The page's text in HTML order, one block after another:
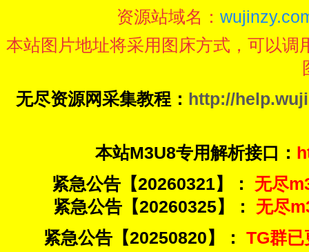
资源站域名：
本站图片地址将采用图床方式，可以
无尽资源网采集教程： http://
本站M3U8专用解析接口：
紧急公告【20260321】：
无尽
紧急公告【20260325】：
无尽
紧急公告【20250820】：
TG群